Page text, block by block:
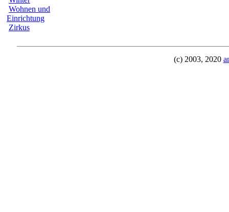
Wohnen und
Einrichtung
Zirkus
(c) 2003, 2020